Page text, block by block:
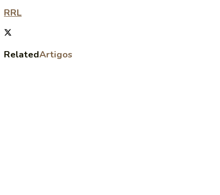
RRL
RelatedArtigos